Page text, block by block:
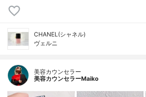
CHANEL(シャネル)
ヴェルニ
美容カウンセラー
美容カウンセラーMaiko